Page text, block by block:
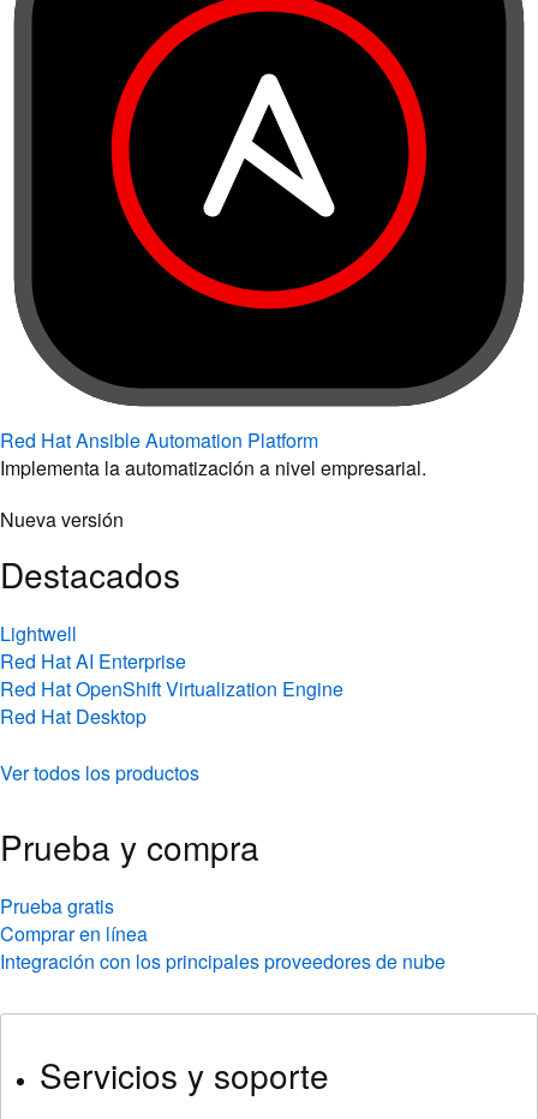
Red Hat Ansible Automation Platform
Implementa la automatización a nivel empresarial.
Nueva versión
Destacados
Lightwell
Red Hat AI Enterprise
Red Hat OpenShift Virtualization Engine
Red Hat Desktop
Ver todos los productos
Prueba y compra
Prueba gratis
Comprar en línea
Integración con los principales proveedores de nube
Servicios y soporte